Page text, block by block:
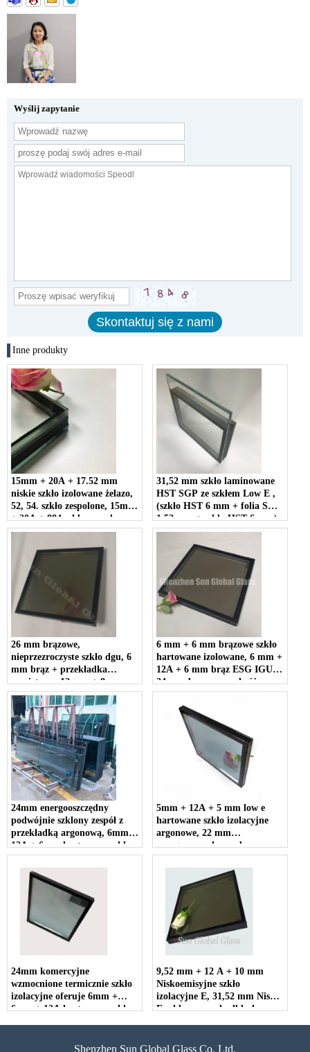
Wyślij zapytanie
Inne produkty
15mm + 20A + 17.52 mm
niskie szkło izolowane żelazo,
52, 54. szkło zespolone, 15mm
+ 20A + 884 szkło zespolone
laminowane
31,52 mm szkło laminowane
HST SGP ze szkłem Low E ,
(szkło HST 6 mm + folia SGP
1,52 mm + szkło HST 6 mm)
+ 12 A + 6 mm Low E
testowane cieplnie szkło Szkło
26 mm brązowe,
nieprzezroczyste szkło dgu, 6
mm brąz + przekładka
powietrzna 12 mm + 8 mm
matowe szkło, brązowe
przezroczyste szkło izolacyjne
6 mm + 6 mm brązowe szkło
hartowane izolowane, 6 mm +
12A + 6 mm brąz ESG IGU,
24 mm brązowe podwójne
szyby
24mm energooszczędny
podwójnie szklony zespół z
przekładką argonową, 6mm +
12A + 6mm hartowane szkło
izolacyjne low e , hartowane
szkło hartowane z argonem
5mm + 12A + 5 mm low e
hartowane szkło izolacyjne
argonowe, 22 mm
energooszczędne szyby
zespolone IGU, hartowane
szkło hartowane, podwójne
szyby zespolone izolacja
akustyczna
24mm komercyjne
wzmocnione termicznie szkło
izolacyjne oferuje 6mm +
6mm + 12A hartowane szkło
podwójnie szklonego szkła
9,52 mm + 12 A + 10 mm
Niskoemisyjne szkło
izolacyjne E, 31,52 mm Niski
E szklany panel odblaskowy,
Shenzhen Sun Global Glass Co. Ltd.